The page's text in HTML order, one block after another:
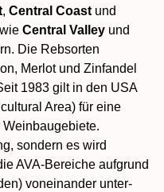
, Central Coastund
Central Valleyund
Die Rebsorten
Merlot und Zinfandel
1983 gilt in den USA
Area) für eine
sondern es wird
AVA-Bereiche aufgrund
voneinander unter­